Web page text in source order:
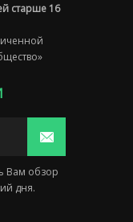
старше 16
Вам обзор
дня.